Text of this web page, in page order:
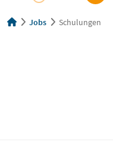
Jobs Schulungen